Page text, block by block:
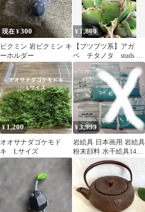
現在 ¥300
ピクミン 岩ピクミン キ
ーホルダー
¥ 1,800
【ブツブツ系】アガ
ベ チタノタ studs 子
株①
¥1,200
オオサナダゴケモド
キ Lサイズ
¥3,999
岩絵具 日本画用 岩絵具
粉末顔料 水干絵具14岩
白緑など